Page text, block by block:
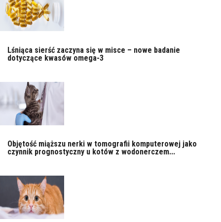
Lśniąca sierść zaczyna się w misce – nowe badanie
dotyczące kwasów omega-3
Objętość miąższu nerki w tomografii komputerowej jako
czynnik prognostyczny u kotów z wodonerczem...